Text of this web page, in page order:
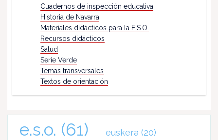
Cuadernos de inspección educativa
Historia de Navarra
Materiales didácticos para la E.S.O.
Recursos didácticos
Salud
Serie Verde
Temas transversales
Textos de orientación
e.s.o. (61) euskera (20)